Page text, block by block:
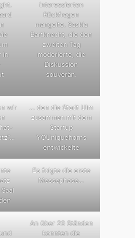
in
interessierten
Rückfragen
mangelte. Saskia
Bartknecht, die den
zweiten Tag
moderierte, die
Diskussion
souverän.
wir
… den die Stadt Ulm
zusammen mit dem
Startup
YOUniquehorns
entwickelte
Es folgte die erste
Messephase…
An über 20 Ständen
konnten die